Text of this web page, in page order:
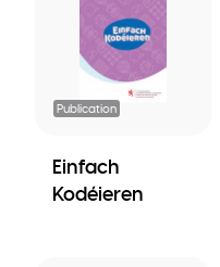
Publication
Einfach
Kodéieren